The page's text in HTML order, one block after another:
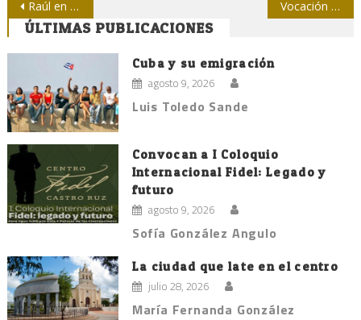
Navegación
de
entradas
Raúl en Cumbre NOAL: La única alternativa que tenemos por delante es la unidad y la solidaridad Vocación hacia el periodismo: prioridad en la Upec de Camagüey
ÚLTIMAS PUBLICACIONES
Cuba y su emigración
agosto 9, 2026
Luis Toledo Sande
Convocan a I Coloquio
Internacional Fidel: Legado y
futuro
agosto 9, 2026
Sofía González Angulo
La ciudad que late en el centro
julio 28, 2026
María Fernanda González